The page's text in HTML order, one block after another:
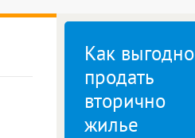
Как выгодно
продать
вторично
жилье